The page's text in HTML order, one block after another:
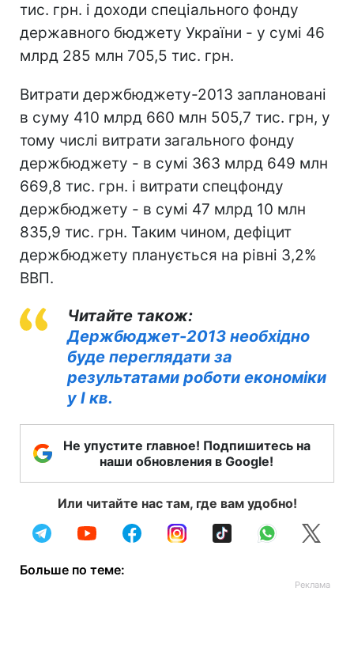
тис. грн. і доходи спеціального фонду
державного бюджету України - у сумі 46
млрд 285 млн 705,5 тис. грн.
Витрати держбюджету-2013 заплановані
в суму 410 млрд 660 млн 505,7 тис. грн, у
тому числі витрати загального фонду
держбюджету - в сумі 363 млрд 649 млн
669,8 тис. грн. і витрати спецфонду
держбюджету - в сумі 47 млрд 10 млн
835,9 тис. грн. Таким чином, дефіцит
держбюджету планується на рівні 3,2%
ВВП.
Читайте також:
Держбюджет-2013 необхідно
буде переглядати за
результатами роботи економіки
у I кв.
Не упустите главное! Подпишитесь на
наши обновления в Google!
Или читайте нас там, где вам удобно!
Больше по теме: